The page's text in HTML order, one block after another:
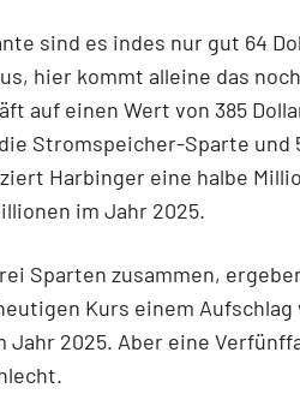
sind es indes nur gut 64
hier kommt alleine das
auf einen Wert von 385
Stromspeicher-Sparte und
Harbinger eine halbe
im Jahr 2025.
Sparten zusammen,
Kurs einem Aufschlag
2025. Aber eine